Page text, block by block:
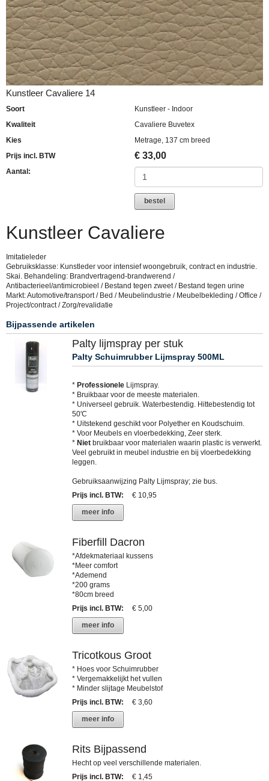
Kunstleer Cavaliere 14
Soort
Kunstleer - Indoor
Kwaliteit
Cavaliere Buvetex
Kies
Metrage, 137 cm breed
Prijs incl. BTW
€ 33,00
Aantal:
bestel
Kunstleer Cavaliere
Imitatieleder
Gebruiksklasse: Kunstleder voor intensief woongebruik, contract en industrie.
Skai. Behandeling: Brandvertragend-brandwerend /
Antibacterieel/antimicrobieel / Bestand tegen zweet / Bestand tegen urine
Markt: Automotive/transport / Bed / Meubelindustrie / Meubelbekleding / Office /
Project/contract / Zorg/revalidatie
Bijpassende artikelen
Palty lijmspray per stuk
Palty Schuimrubber Lijmspray 500ML
* Professionele Lijmspray.
* Bruikbaar voor de meeste materialen.
* Universeel gebruik. Waterbestendig. Hittebestendig tot
50'C
* Uitstekend geschikt voor Polyether en Koudschuim.
* Voor Meubels en vloerbedekking, Zeer sterk.
* Niet bruikbaar voor materialen waarin plastic is verwerkt.
Veel gebruikt in meubel industrie en bij vloerbedekking
leggen.
Gebruiksaanwijzing Palty Lijmspray; zie bus.
Prijs incl. BTW:
€ 10,95
meer info
Fiberfill Dacron
*Afdekmateriaal kussens
*Meer comfort
*Ademend
*200 grams
*80cm breed
Prijs incl. BTW:
€ 5,00
meer info
Tricotkous Groot
* Hoes voor Schuimrubber
* Vergemakkelijkt het vullen
* Minder slijtage Meubelstof
Prijs incl. BTW:
€ 3,60
meer info
Rits Bijpassend
Hecht op veel verschillende materialen.
Prijs incl. BTW: € 1,45